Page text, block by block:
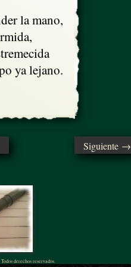
la mano,
ya lejano.
Siguiente →
Todos derechos reservados.